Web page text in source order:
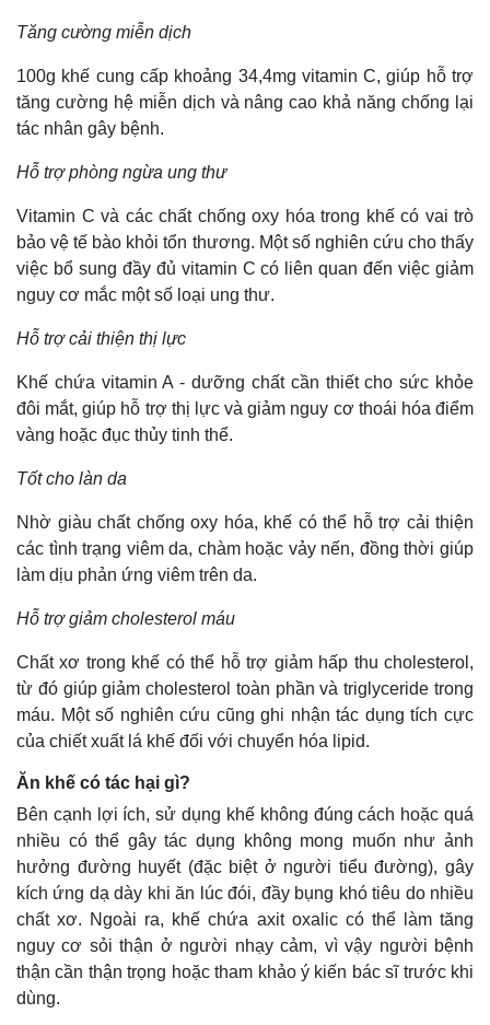
Kinh tế
Bất động sản
Khởi nghiệp
Thị trường
Tăng cường miễn dịch
100g khế cung cấp khoảng 34,4mg vitamin C, giúp hỗ trợ
tăng cường hệ miễn dịch và nâng cao khả năng chống lại
tác nhân gây bệnh.
Hỗ trợ phòng ngừa ung thư
Vitamin C và các chất chống oxy hóa trong khế có vai trò
bảo vệ tế bào khỏi tổn thương. Một số nghiên cứu cho thấy
việc bổ sung đầy đủ vitamin C có liên quan đến việc giảm
nguy cơ mắc một số loại ung thư.
Hỗ trợ cải thiện thị lực
Khế chứa vitamin A - dưỡng chất cần thiết cho sức khỏe
đôi mắt, giúp hỗ trợ thị lực và giảm nguy cơ thoái hóa điểm
vàng hoặc đục thủy tinh thể.
Tốt cho làn da
Nhờ giàu chất chống oxy hóa, khế có thể hỗ trợ cải thiện
các tình trạng viêm da, chàm hoặc vảy nến, đồng thời giúp
làm dịu phản ứng viêm trên da.
Hỗ trợ giảm cholesterol máu
Chất xơ trong khế có thể hỗ trợ giảm hấp thu cholesterol,
từ đó giúp giảm cholesterol toàn phần và triglyceride trong
máu. Một số nghiên cứu cũng ghi nhận tác dụng tích cực
của chiết xuất lá khế đối với chuyển hóa lipid.
Ăn khế có tác hại gì?
Bên cạnh lợi ích, sử dụng khế không đúng cách hoặc quá
nhiều có thể gây tác dụng không mong muốn như ảnh
hưởng đường huyết (đặc biệt ở người tiểu đường), gây
kích ứng dạ dày khi ăn lúc đói, đầy bụng khó tiêu do nhiều
chất xơ. Ngoài ra, khế chứa axit oxalic có thể làm tăng
nguy cơ sỏi thận ở người nhạy cảm, vì vậy người bệnh
thận cần thận trọng hoặc tham khảo ý kiến bác sĩ trước khi
dùng.